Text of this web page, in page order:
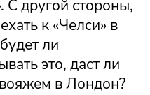
С другой стороны,
к «Челси» в
ли
это, даст ли
в Лондон?